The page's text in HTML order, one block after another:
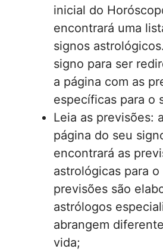
inicial do
encontrará uma
signos
signo para ser
a página com as
específicas para o
Leia as previsões:
página do seu
encontrará as
astrológicas para o
previsões são
astrólogos
abrangem
vida;